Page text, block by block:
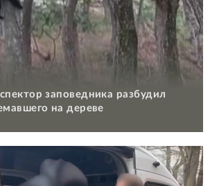
заповедника разбудил
на дереве